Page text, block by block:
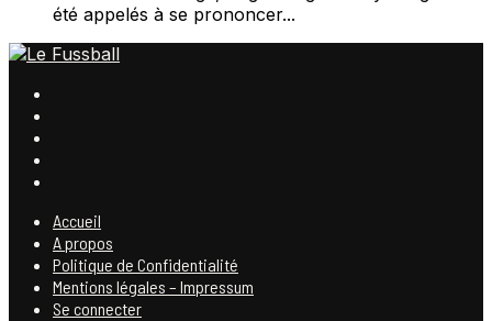
été appelés à se prononcer...
Accueil
A propos
Politique de Confidentialité
Mentions légales – Impressum
Se connecter